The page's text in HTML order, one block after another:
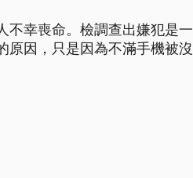
不幸喪命。檢調查出嫌犯是一
原因，只是因為不滿手機被沒